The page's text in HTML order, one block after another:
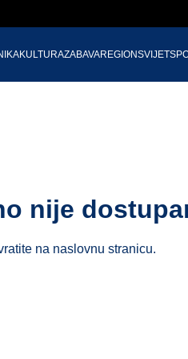
KULTURAZABAVAREGIONSVIJET
nije
na naslovnu stranicu.